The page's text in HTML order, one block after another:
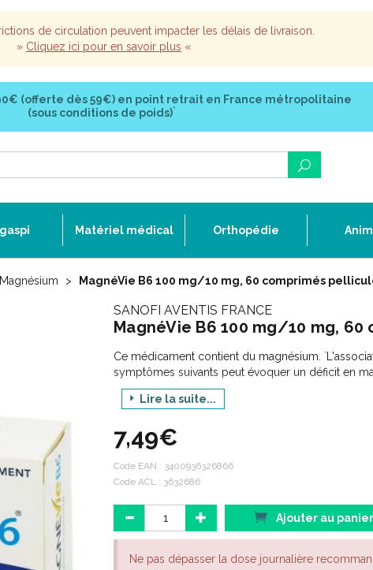
de circulation peuvent impacter les délais de livraison.
» Cliquez ici pour en savoir plus «
(offerte dès 59€) en point retrait en France métropolitaine
(sous conditions de poids)*
Matériel médical Orthopédie
Magnésium MagnéVie B6 100 mg/10 mg, 60 comprimés
SANOFI AVENTIS FRANCE
MagnéVie B6 100 mg/10 mg,
Ce médicament contient du magnésium.
symptômes suivants peut évoquer un déficit en
· nervosité, irritabilité, anxiété légère, fatigue
· crampes musculaires, fourmillements L'apport
En l'absence d'amélioration de ces symptômes
Lire la suite...
7,49€
Code EAN : 3400936326866
Code ACL : 3632686
Ajouter au panier
Ne pas dépasser la dose journalière